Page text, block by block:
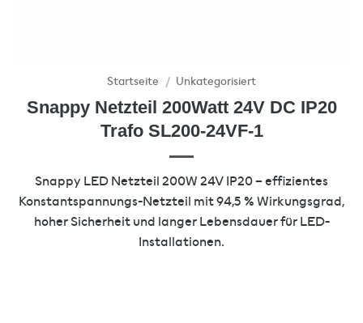
Startseite / Unkategorisiert
Snappy Netzteil 200Watt 24V DC IP20
Trafo SL200-24VF-1
Snappy LED Netzteil 200W 24V IP20 – effizientes
Konstantspannungs-Netzteil mit 94,5 % Wirkungsgrad,
hoher Sicherheit und langer Lebensdauer für LED-
Installationen.